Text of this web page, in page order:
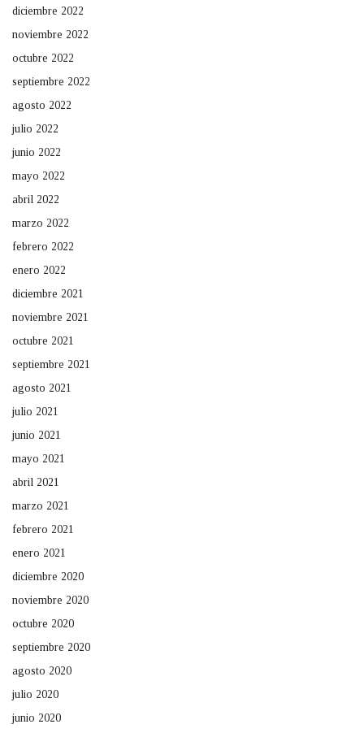
diciembre 2022
noviembre 2022
octubre 2022
septiembre 2022
agosto 2022
julio 2022
junio 2022
mayo 2022
abril 2022
marzo 2022
febrero 2022
enero 2022
diciembre 2021
noviembre 2021
octubre 2021
septiembre 2021
agosto 2021
julio 2021
junio 2021
mayo 2021
abril 2021
marzo 2021
febrero 2021
enero 2021
diciembre 2020
noviembre 2020
octubre 2020
septiembre 2020
agosto 2020
julio 2020
junio 2020